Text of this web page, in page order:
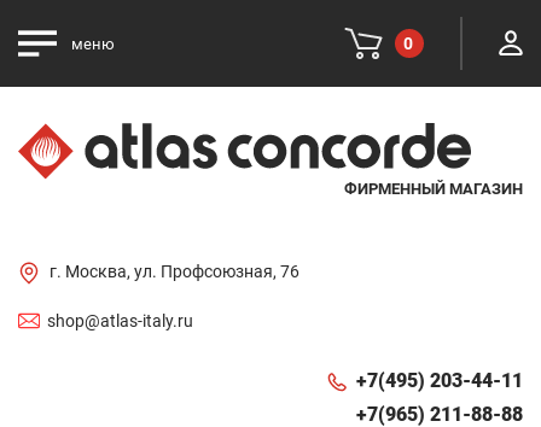
меню 0
ФИРМЕННЫЙ МАГАЗИН
г. Москва, ул. Профсоюзная, 76
shop@atlas-italy.ru
+7(495) 203-44-11
+7(965) 211-88-88